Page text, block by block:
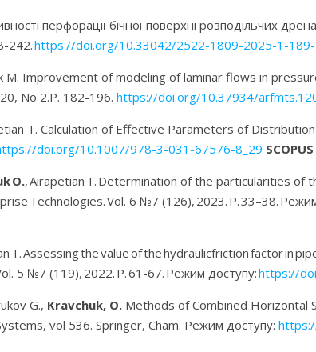
перфорації бічної поверхні розподільчих
242.https://doi.org/10.33042/2522-1809-2025-1-
M. Improvement of modeling of laminar flows in
No 2.P. 182-196. https://doi.org/10.37934/
T. Calculation of Effective Parameters of
doi.org/10.1007/978-3-031-67576-8_29 SCOPUS
O.,Airapetian T. Determination of the particularities of
Technologies.Vol. 6 №7 (1 26), 2023. P.33–38.
T.Assessing the value of the hydraulicfriction factor in
. 5 №7 (119), 2022. P. 61-67. Режим доступу:https://
G., Kravchuk, O. Methods of Combined Horizontal
vol 536. Springer, Cham. Режим доступу: